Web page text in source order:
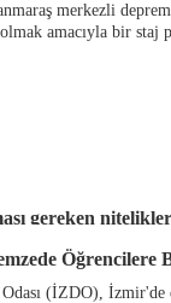
merkezli
amacıyla bir staj
gereken
etkileşimde
olması gereken
Öğrencilere
(İZDO),